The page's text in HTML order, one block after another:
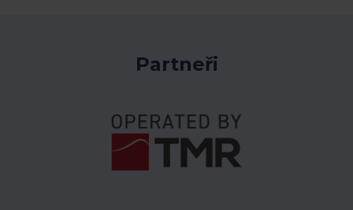
Partneři